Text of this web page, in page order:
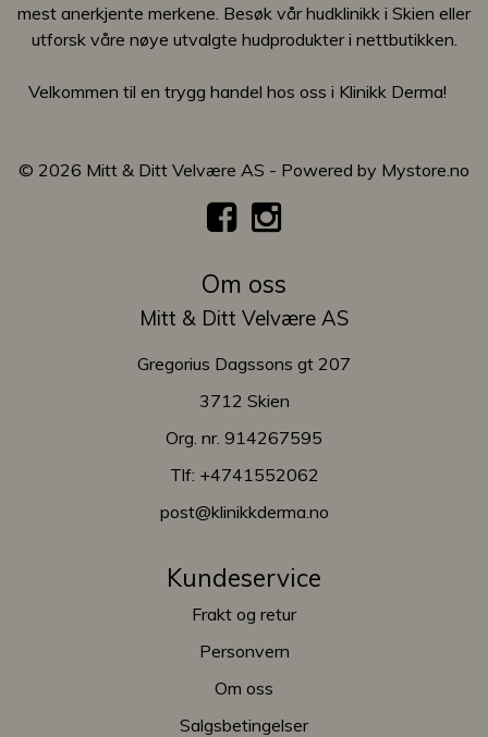
mest anerkjente merkene. Besøk vår hudklinikk i Skien eller
utforsk våre nøye utvalgte hudprodukter i nettbutikken.
Velkommen til en trygg handel hos oss i Klinikk Derma!
© 2026 Mitt & Ditt Velvære AS - Powered by Mystore.no
Om oss
Mitt & Ditt Velvære AS
Gregorius Dagssons gt 207
3712 Skien
Org. nr. 914267595
Tlf: +4741552062
post@klinikkderma.no
Kundeservice
Frakt og retur
Personvern
Om oss
Salgsbetingelser